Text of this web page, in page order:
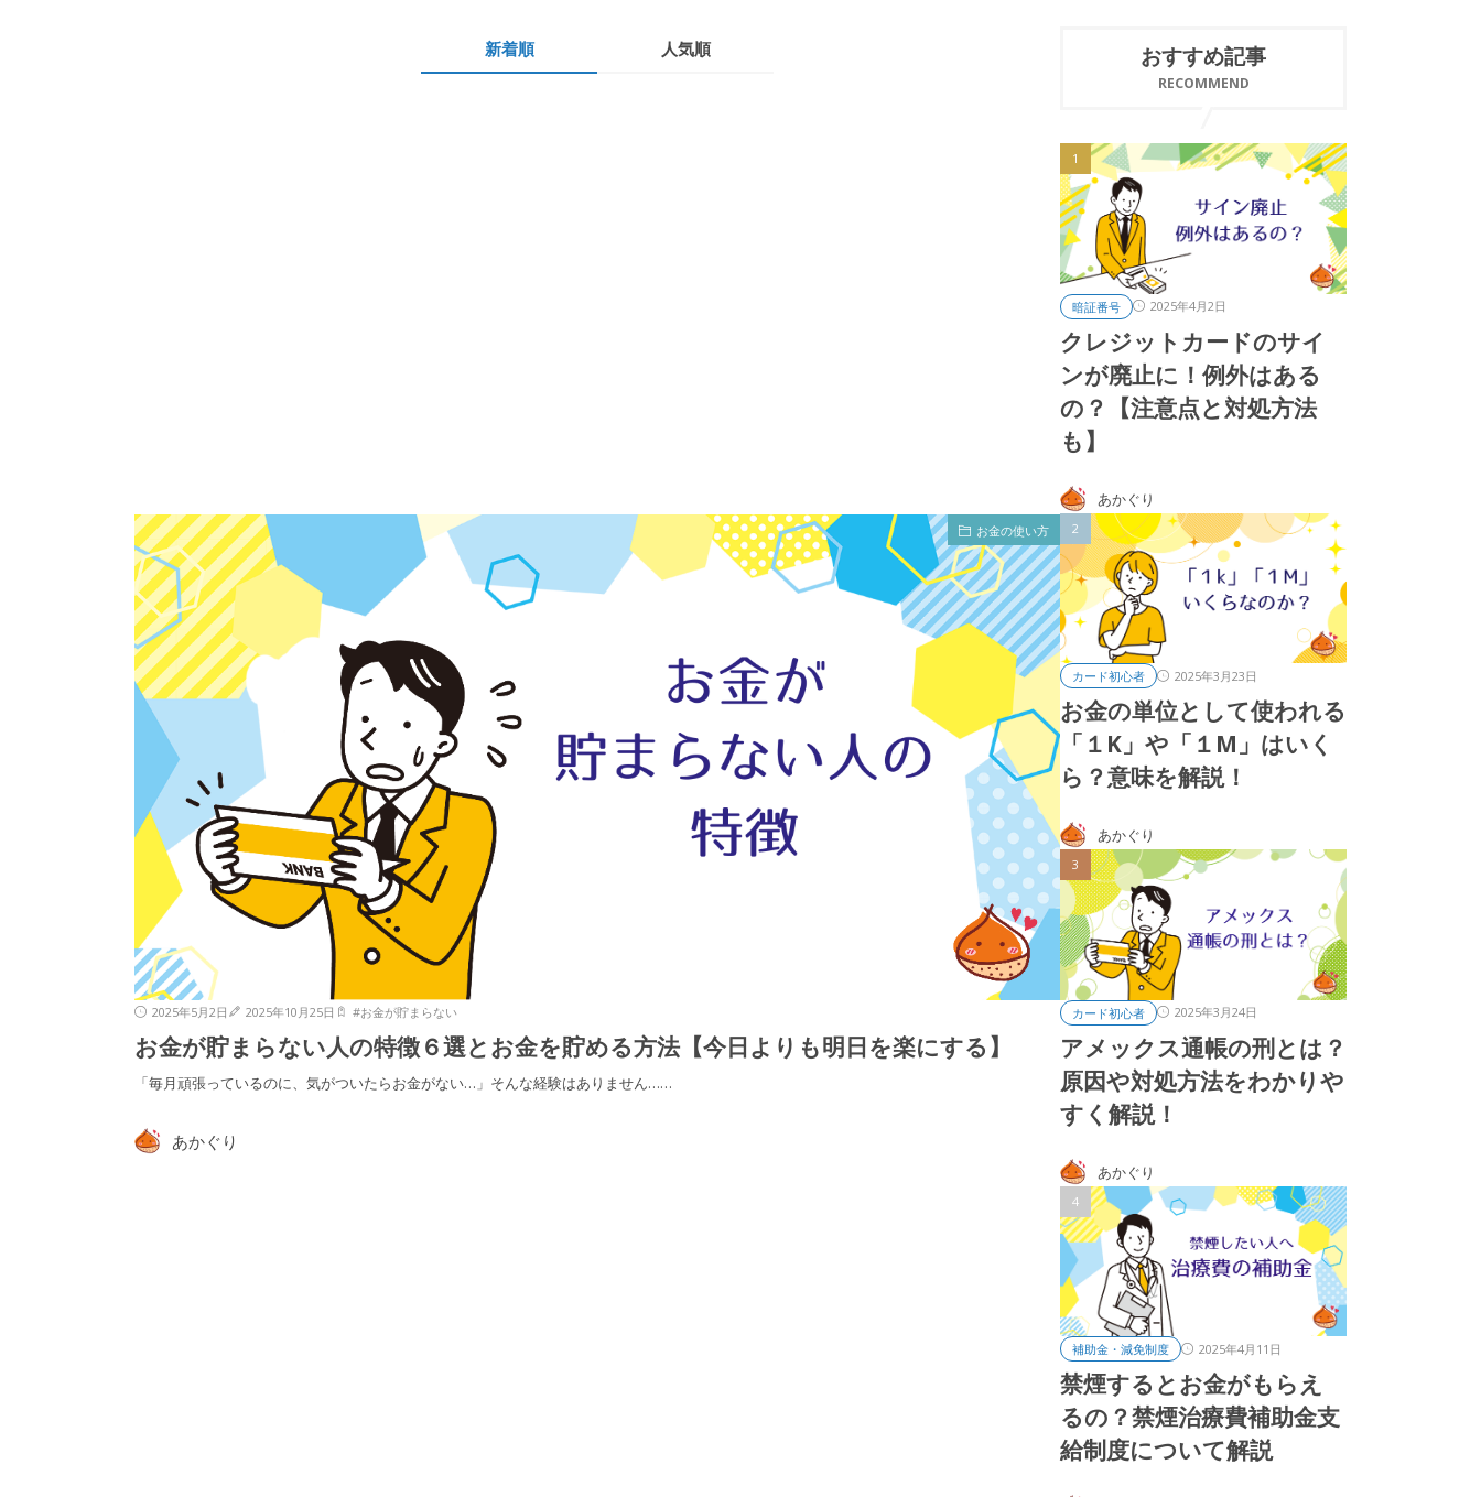
新着順 人気順
お金の使い方
2025年5月2日 2025年10月25日 #お金が貯まらない
お金が貯まらない人の特徴６選とお金を貯める方法【今日よりも明日を楽にする】
「毎月頑張っているのに、気がついたらお金がない…」そんな経験はありません……
あかぐり
おすすめ記事
RECOMMEND
暗証番号 2025年4月2日
クレジットカードのサイ
ンが廃止に！例外はある
の？【注意点と対処方法
も】
あかぐり
カード初心者 2025年3月23日
お金の単位として使われる
「１K」や「１M」はいく
ら？意味を解説！
あかぐり
カード初心者 2025年3月24日
アメックス通帳の刑とは？
原因や対処方法をわかりや
すく解説！
あかぐり
補助金・減免制度 2025年4月11日
禁煙するとお金がもらえ
るの？禁煙治療費補助金支
給制度について解説